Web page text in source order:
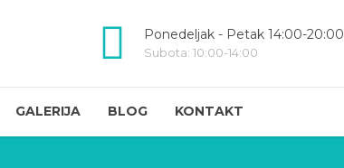
Ponedeljak - Petak 14:00-20:00
Subota: 10:00-14:00
GALERIJA BLOG KONTAKT